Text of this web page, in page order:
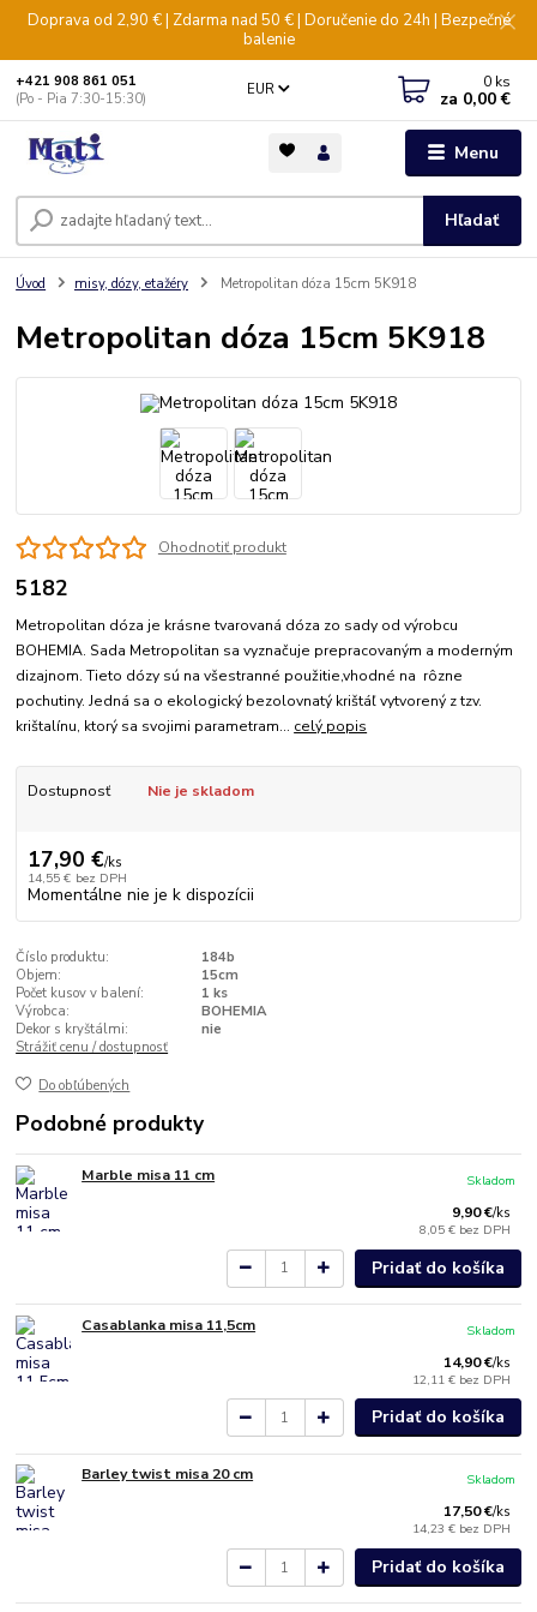
Doprava od 2,90 € | Zdarma nad 50 € | Doručenie do 24h | Bezpečné
balenie
Menu
EUR
Hľadať
+421 908 861 051
(Po - Pia 7:30-15:30)
0 ks
za 0,00 €
Úvod misy, dózy, etažéry Metropolitan dóza 15cm 5K918
Metropolitan dóza 15cm 5K918
Ohodnotiť produkt
5182
Metropolitan dóza je krásne tvarovaná dóza zo sady od výrobcu
BOHEMIA. Sada Metropolitan sa vyznačuje prepracovaným a moderným
dizajnom. Tieto dózy sú na všestranné použitie,vhodné na rôzne
pochutiny. Jedná sa o ekologický bezolovnatý krištáľ vytvorený z tzv.
krištalínu, ktorý sa svojimi parametram... celý popis
Dostupnosť Nie je skladom
17,90 €/ks
14,55 € bez DPH
Momentálne nie je k dispozícii
Číslo produktu:
184b
Objem:
15cm
Počet kusov v balení:
1 ks
Výrobca:
BOHEMIA
Dekor s kryštálmi:
nie
Strážiť cenu / dostupnosť
Do obľúbených
Podobné produkty
Marble misa 11 cm
9,90 €/ks
8,05 € bez DPH
Skladom
Pridať do košíka
Casablanka misa 11,5cm
14,90 €/ks
12,11 € bez DPH
Skladom
Pridať do košíka
Barley twist misa 20 cm
17,50 €/ks
14,23 € bez DPH
Skladom
Pridať do košíka